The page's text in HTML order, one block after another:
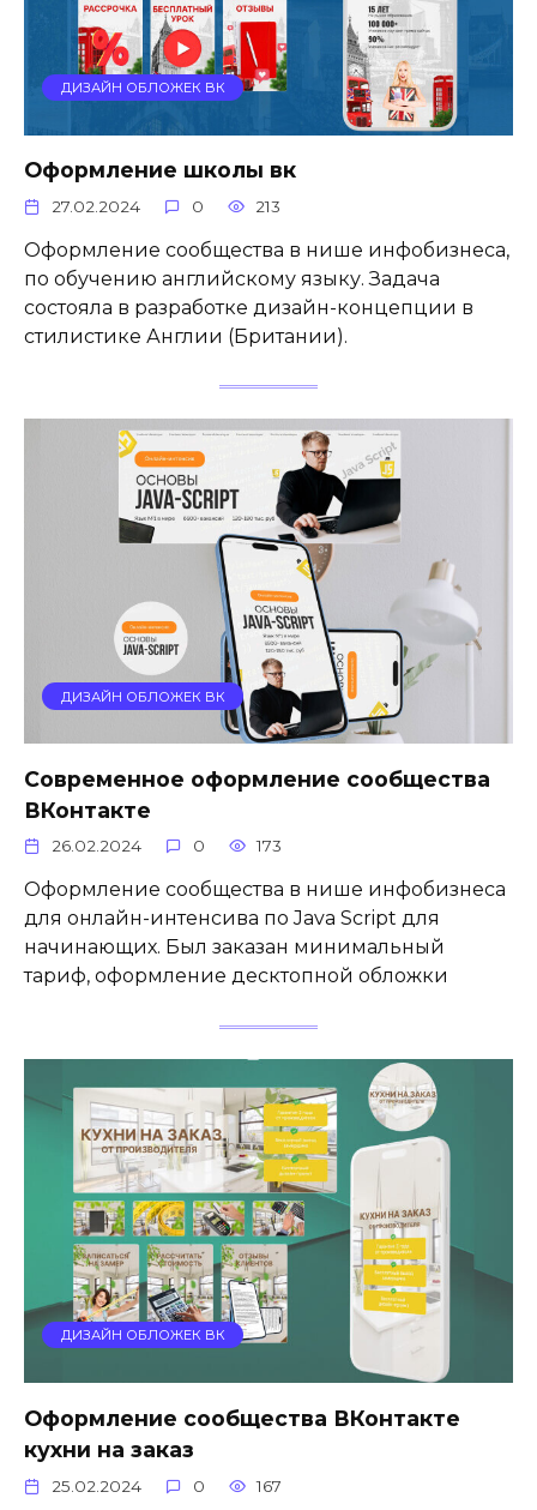
ДИЗАЙН ОБЛОЖЕК ВК
Оформление школы вк
27.02.2024 0 213
Оформление сообщества в нише инфобизнеса,
по обучению английскому языку. Задача
состояла в разработке дизайн-концепции в
стилистике Англии (Британии).
ДИЗАЙН ОБЛОЖЕК ВК
Cовременное оформление сообщества
ВКонтакте
26.02.2024 0 173
Оформление сообщества в нише инфобизнеса
для онлайн-интенсива по Java Script для
начинающих. Был заказан минимальный
тариф, оформление десктопной обложки
ДИЗАЙН ОБЛОЖЕК ВК
Оформление сообщества ВКонтакте
кухни на заказ
25.02.2024 0 167